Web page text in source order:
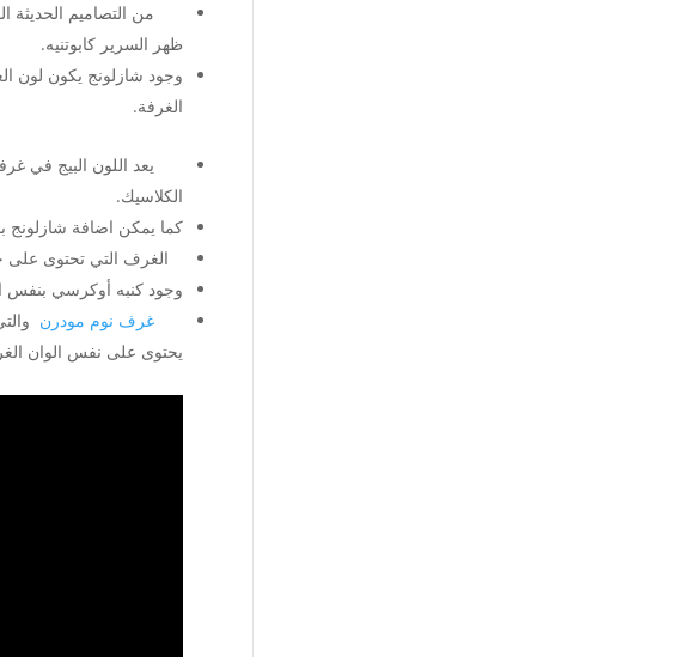
من التصاميم الحديثة
ظهر السرير كابوتنيه.
وجود شازلونج يكون لون
الغرفة.
يعد اللون البيج في
الكلاسيك.
كما يمكن اضافة شازلونج
الغرف التي تحتوى على
وجود كنبه أوكرسي بنفس
غرف نوم مودرن
يحتوى على نفس الوان